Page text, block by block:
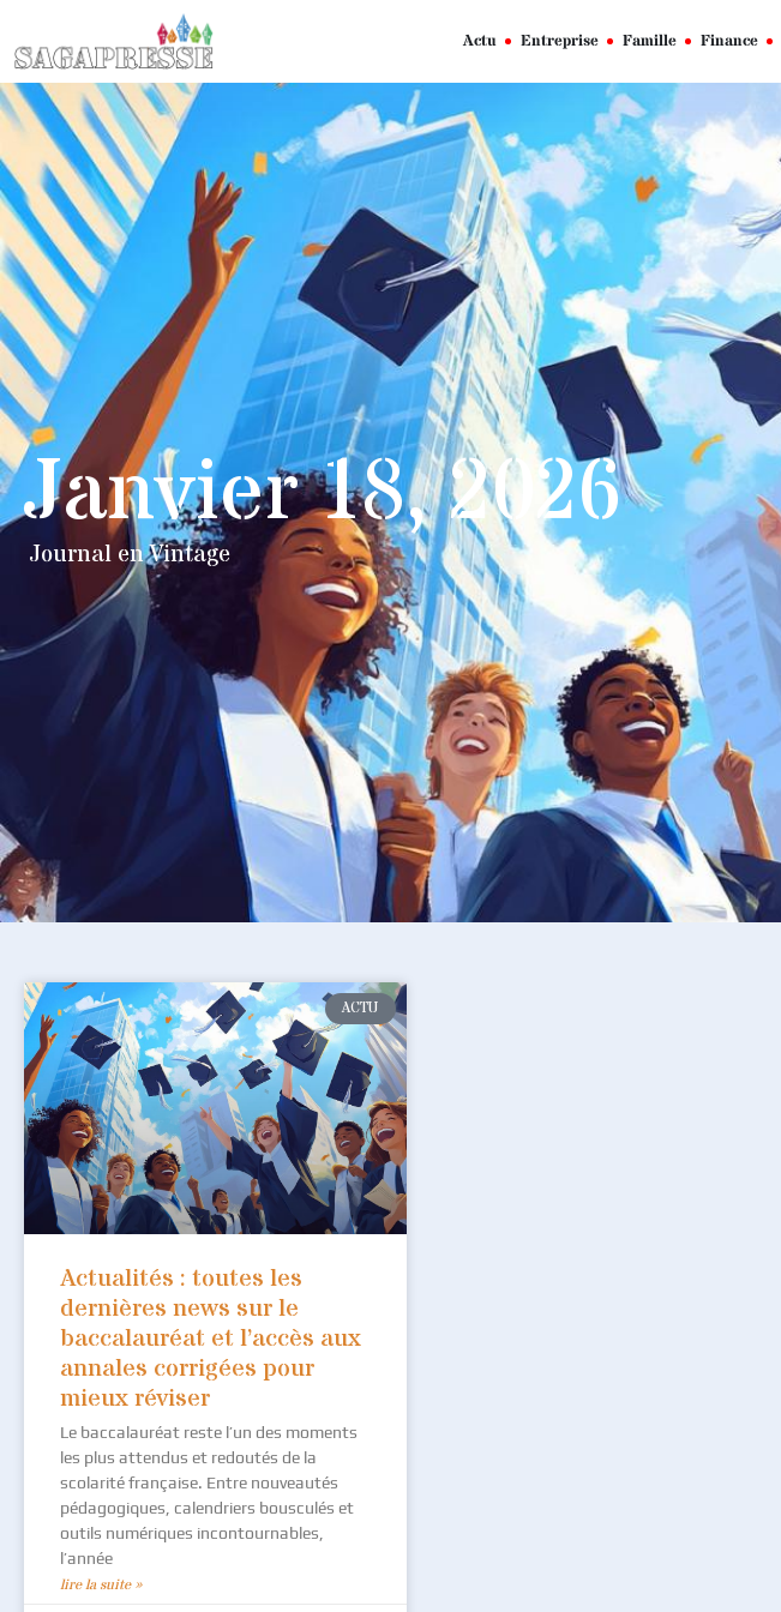
Actu Entreprise Famille Finance
Janvier 18, 2026
Journal en Vintage
ACTU
Actualités : toutes les
dernières news sur le
baccalauréat et l’accès aux
annales corrigées pour
mieux réviser
Le baccalauréat reste l’un des moments
les plus attendus et redoutés de la
scolarité française. Entre nouveautés
pédagogiques, calendriers bousculés et
outils numériques incontournables,
l’année
lire la suite »